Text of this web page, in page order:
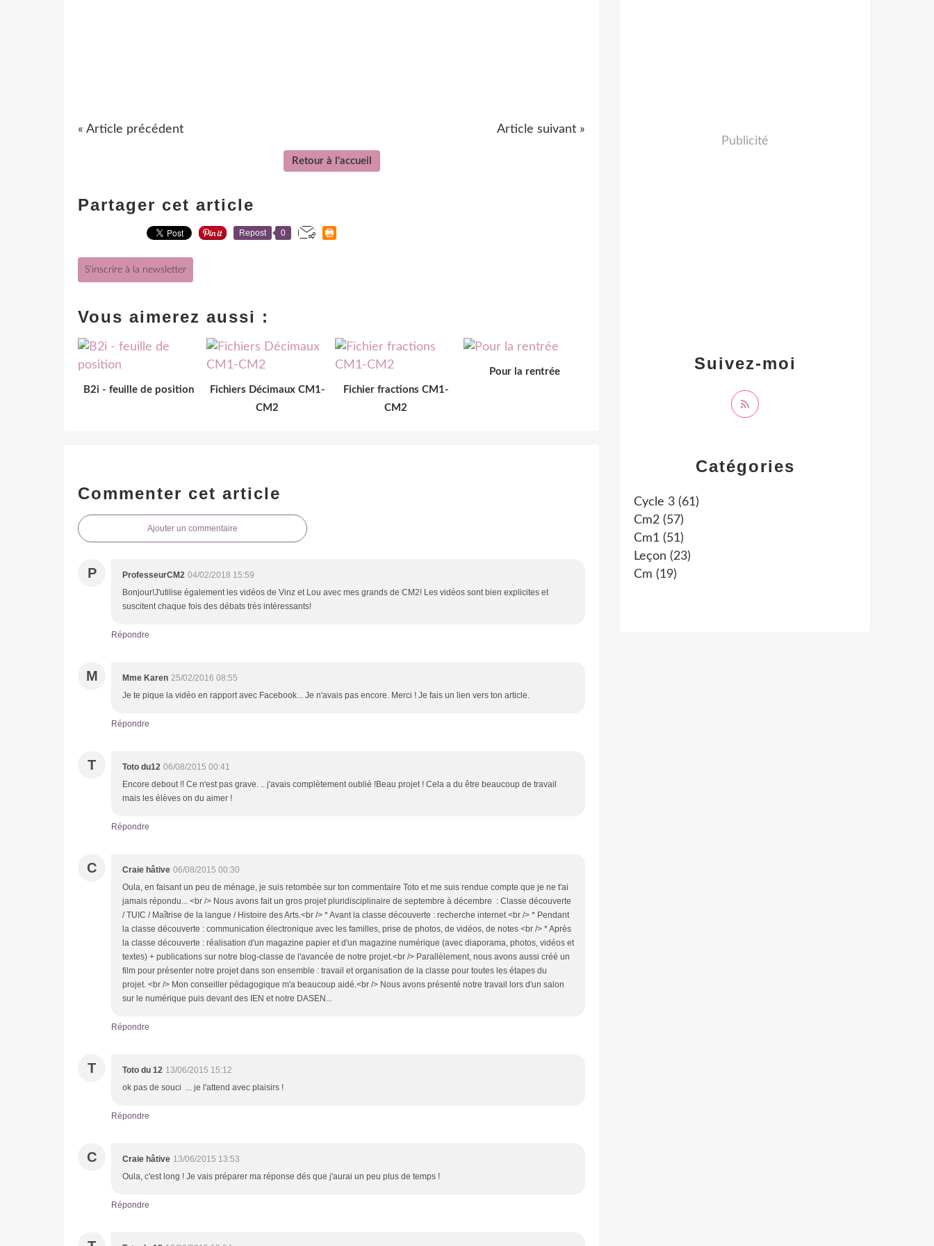
« Article précédent Article suivant »
Retour à l'accueil
Partager cet article
Repost 0
S'inscrire à la newsletter
Vous aimerez aussi :
B2i - feuille de position
Fichiers Décimaux CM1-
CM2
Fichier fractions CM1-
CM2
Pour la rentrée
Commenter cet article
Ajouter un commentaire
P ProfesseurCM2 04/02/2018 15:59
Bonjour!J'utilise également les vidéos de Vinz et Lou avec mes grands de CM2! Les vidéos sont bien explicites et
suscitent chaque fois des débats très intéressants!
Répondre
M Mme Karen 25/02/2016 08:55
Je te pique la vidéo en rapport avec Facebook... Je n'avais pas encore. Merci ! Je fais un lien vers ton article.
Répondre
T Toto du12 06/08/2015 00:41
Encore debout !! Ce n'est pas grave. .. j'avais complètement oublié !Beau projet ! Cela a du être beaucoup de travail
mais les élèves on du aimer !
Répondre
C Craie hâtive 06/08/2015 00:30
Oula, en faisant un peu de ménage, je suis retombée sur ton commentaire Toto et me suis rendue compte que je ne t'ai
jamais répondu... <br /> Nous avons fait un gros projet pluridisciplinaire de septembre à décembre : Classe découverte
/ TUIC / Maîtrise de la langue / Histoire des Arts.<br /> * Avant la classe découverte : recherche internet <br /> * Pendant
la classe découverte : communication électronique avec les familles, prise de photos, de vidéos, de notes <br /> * Après
la classe découverte : réalisation d'un magazine papier et d'un magazine numérique (avec diaporama, photos, vidéos et
textes) + publications sur notre blog-classe de l'avancée de notre projet.<br /> Parallèlement, nous avons aussi créé un
film pour présenter notre projet dans son ensemble : travail et organisation de la classe pour toutes les étapes du
projet. <br /> Mon conseiller pédagogique m'a beaucoup aidé.<br /> Nous avons présenté notre travail lors d'un salon
sur le numérique puis devant des IEN et notre DASEN...
Répondre
T Toto du 12 13/06/2015 15:12
ok pas de souci ... je l'attend avec plaisirs !
Répondre
C Craie hâtive 13/06/2015 13:53
Oula, c'est long ! Je vais préparer ma réponse dés que j'aurai un peu plus de temps !
Répondre
Catégories
Cycle 3 (61)
Cm2 (57)
Cm1 (51)
Leçon (23)
Cm (19)
Suivez-moi
Publicité